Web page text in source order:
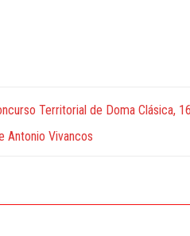
Territorial de Doma Clásica,
Antonio Vivancos